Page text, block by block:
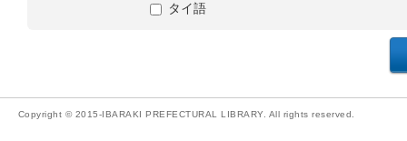
タイ語
Copyright © 2015-IBARAKI PREFECTURAL LIBRARY. All rights reserved.